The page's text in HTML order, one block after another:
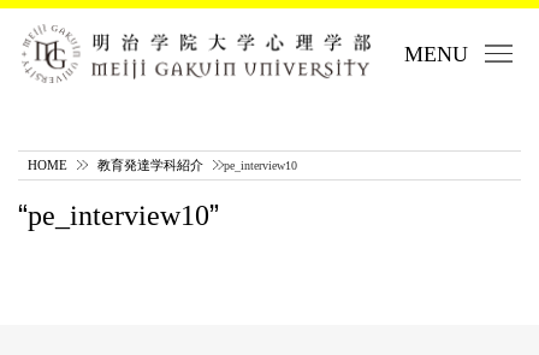
MENU
HOME 教育発達学科紹介 pe_interview10
pe_interview10